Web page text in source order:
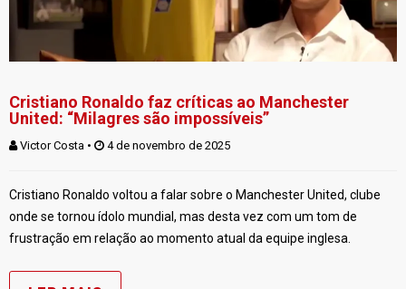
Cristiano Ronaldo faz críticas ao Manchester
United: “Milagres são impossíveis”
Victor Costa • 4 de novembro de 2025
Cristiano Ronaldo voltou a falar sobre o Manchester United, clube
onde se tornou ídolo mundial, mas desta vez com um tom de
frustração em relação ao momento atual da equipe inglesa.